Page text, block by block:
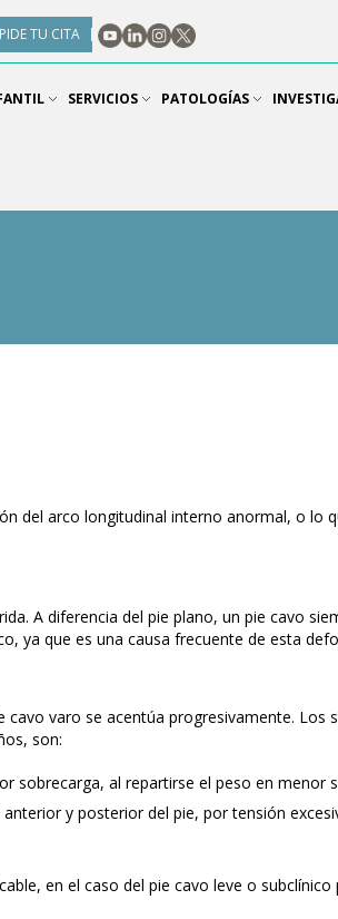
PIDE TU CITA
SERVICIOS PATOLOGÍAS
del arco longitudinal interno anormal, o lo
A diferencia del pie plano, un pie cavo
ya que es una causa frecuente de esta
varo se acentúa progresivamente. Los
son:
sobrecarga, al repartirse el peso en menor
y posterior del pie, por tensión
en el caso del pie cavo leve o subclínico